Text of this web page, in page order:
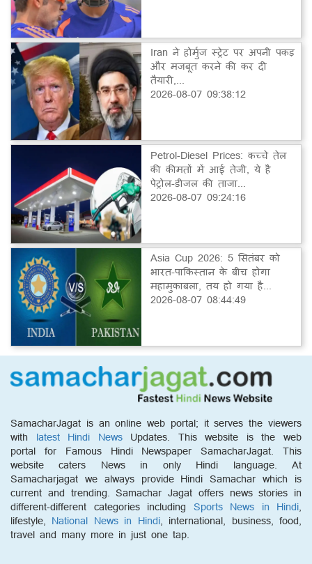
Iran ने होर्मुज स्ट्रेट पर अपनी पकड़
और मजबूत करने की कर दी
तैयारी,...
2026-08-07 09:38:12
Petrol-Diesel Prices: कच्चे तेल
की कीमतों में आई तेजी, ये है
पेट्रोल-डीजल की ताजा...
2026-08-07 09:24:16
Asia Cup 2026: 5 सितंबर को
भारत-पाकिस्तान के बीच होगा
महामुकाबला, तय हो गया है...
2026-08-07 08:44:49
SamacharJagat is an online web portal; it serves the viewers
with latest Hindi NewsUpdates. This website is the web
portal for Famous Hindi Newspaper SamacharJagat. This
website caters News in only Hindi language. At
Samacharjagat we always provide Hindi Samachar which is
current and trending. Samachar Jagat offers news stories in
different-different categories including Sports News in Hindi,
lifestyle, National News in Hindi, international, business, food,
travel and many more in just one tap.